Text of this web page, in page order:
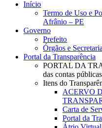
Close
Início
Termo de Uso e
Afrânio – PE
Governo
Prefeito
Órgãos e
Portal da Transparência
PORTAL DA
das contas
Itens do
ACERVO
Carta de
Portal da